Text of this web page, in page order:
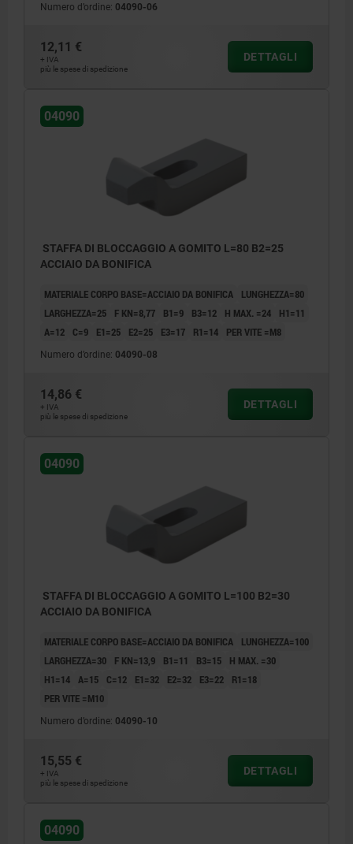
Numero d’ordine: 04090-06
12,11 €
+ IVA
più le spese di spedizione
DETTAGLI
04090
STAFFA DI BLOCCAGGIO A GOMITO L=80 B2=25
ACCIAIO DA BONIFICA
MATERIALE CORPO BASE=ACCIAIO DA BONIFICA
LUNGHEZZA=80
LARGHEZZA=25
F KN=8,77 B1=9 B3=12 H MAX. =24
H1=11
A=12
C=9 E1=25 E2=25 E3=17 R1=14 PER VITE =M8
Numero d’ordine: 04090-08
14,86 €
+ IVA
più le spese di spedizione
DETTAGLI
04090
STAFFA DI BLOCCAGGIO A GOMITO L=100 B2=30
ACCIAIO DA BONIFICA
MATERIALE CORPO BASE=ACCIAIO DA BONIFICA
LUNGHEZZA=100
LARGHEZZA=30
F KN=13,9 B1=11 B3=15
H MAX. =30
H1=14 A=15 C=12 E1=32 E2=32 E3=22
R1=18
PER VITE =M10
Numero d’ordine: 04090-10
15,55 €
+ IVA
più le spese di spedizione
DETTAGLI
04090